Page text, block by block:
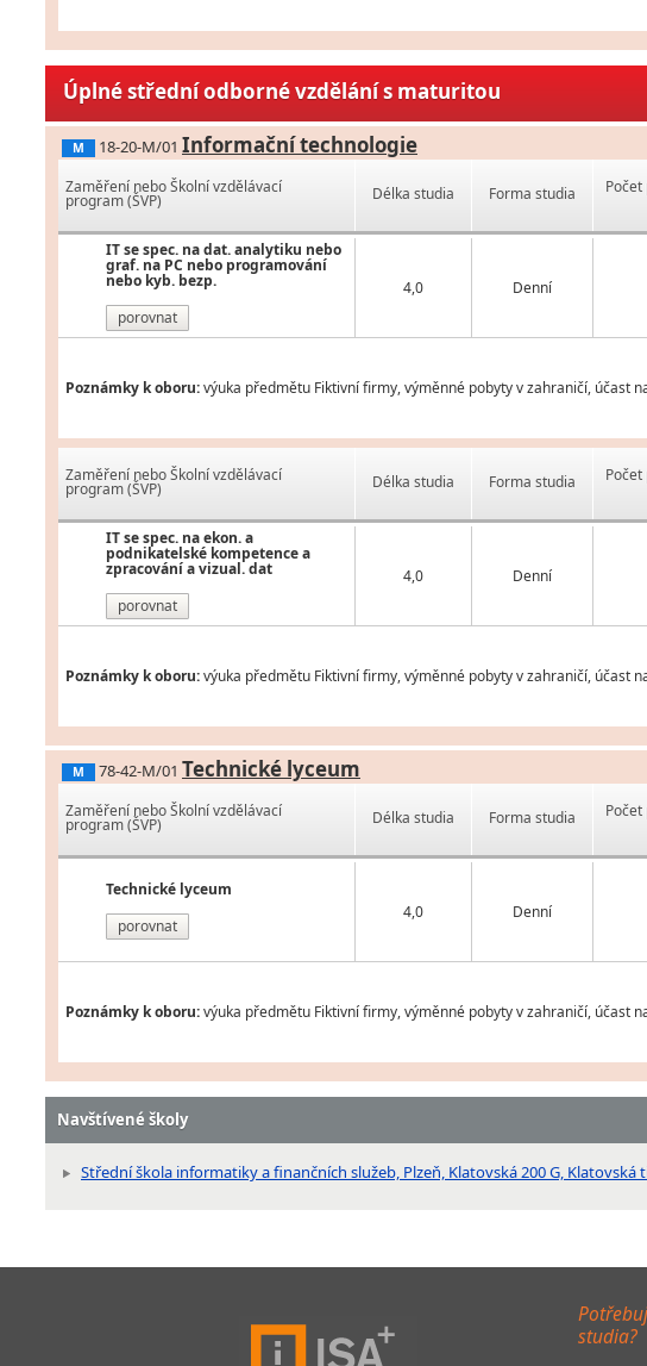
Úplné střední odborné vzdělání s maturitou
M 18-20-M/01 Informační technologie
Zaměření nebo Školní vzdělávací
program (ŠVP)
IT se spec. na dat. analytiku nebo
graf. na PC nebo programování
nebo kyb. bezp.
porovnat
Délka studia Forma studia
4,0 Denní
Poznámky k oboru:výuka předmětu Fiktivní firmy, výměnné pobyty v zahraničí, účast
Zaměření nebo Školní vzdělávací
program (ŠVP)
IT se spec. na ekon. a
podnikatelské kompetence a
zpracování a vizual. dat
porovnat
Délka studia Forma studia
4,0 Denní
Poznámky k oboru:výuka předmětu Fiktivní firmy, výměnné pobyty v zahraničí, účast
M 78-42-M/01 Technické lyceum
Zaměření nebo Školní vzdělávací
program (ŠVP)
Technické lyceum
porovnat
Délka studia Forma studia
4,0 Denní
Poznámky k oboru:výuka předmětu Fiktivní firmy, výměnné pobyty v zahraničí, účast
Navštívené školy
Střední škola informatiky a finančních služeb, Plzeň, Klatovská 200 G, Klatovská
studia?